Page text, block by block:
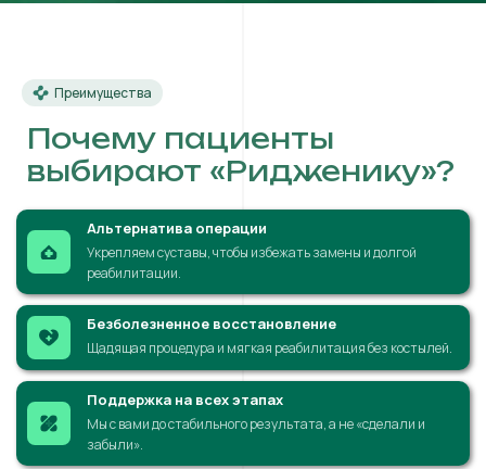
Преимущества
Почему пациенты
выбирают «Ридженику»?
Альтернатива операции
Укрепляем суставы, чтобы избежать замены и долгой
реабилитации.
Безболезненное восстановление
Щадящая процедура и мягкая реабилитация без костылей.
Поддержка на всех этапах
Мы с вами до стабильного результата, а не «сделали и
забыли».